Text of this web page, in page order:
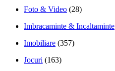
Foto & Video (28)
Imbracaminte & Incaltaminte
Imobiliare (357)
Jocuri (163)